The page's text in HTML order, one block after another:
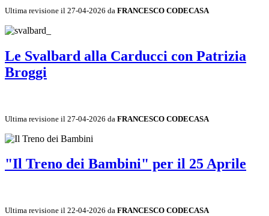
Ultima revisione il 27-04-2026 da FRANCESCO CODECASA
Le Svalbard alla Carducci con Patrizia
Broggi
Ultima revisione il 27-04-2026 da FRANCESCO CODECASA
"Il Treno dei Bambini" per il 25 Aprile
Ultima revisione il 22-04-2026 da FRANCESCO CODECASA